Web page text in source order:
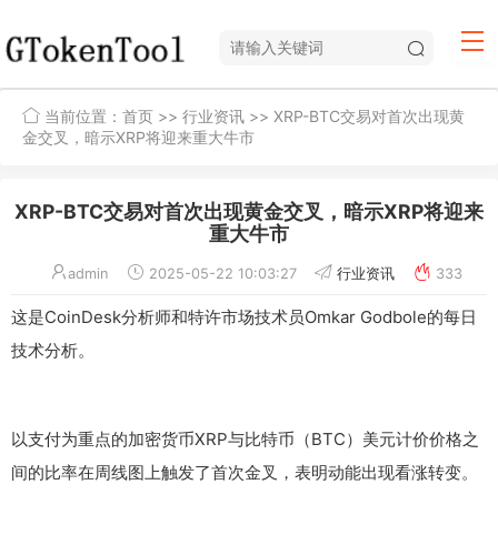
当前位置： 首页 >> 行业资讯 >> XRP-BTC交易对首次出现黄
金交叉，暗示XRP将迎来重大牛市
XRP-BTC交易对首次出现黄金交叉，暗示XRP将迎来
重大牛市
admin 2025-05-22 10:03:27 行业资讯 333
这是CoinDesk分析师和特许市场技术员Omkar Godbole的每日
技术分析。
以支付为重点的加密货币XRP与比特币（BTC）美元计价价格之
间的比率在周线图上触发了首次金叉，表明动能出现看涨转变。